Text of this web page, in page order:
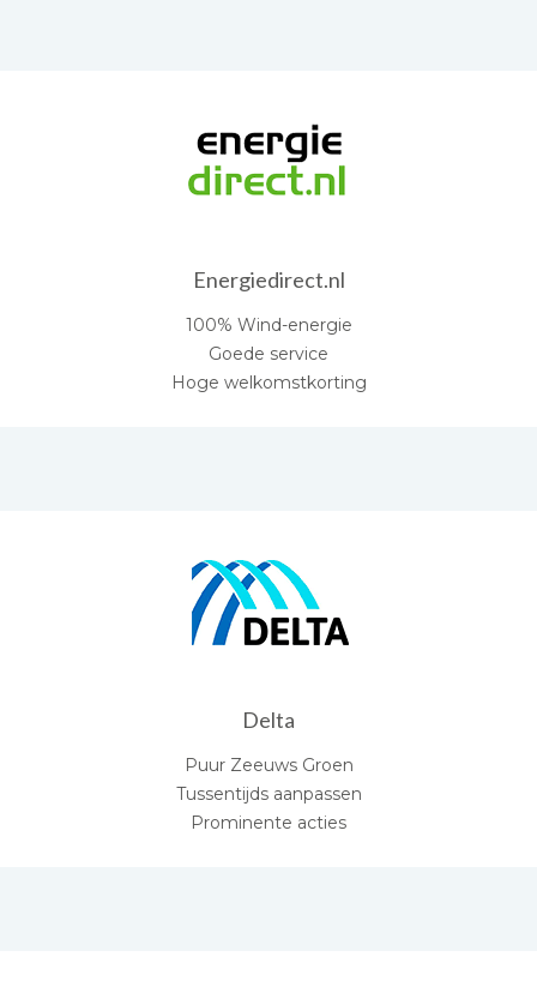
Energiedirect.nl
100% Wind-energie
Goede service
Hoge welkomstkorting
Delta
Puur Zeeuws Groen
Tussentijds aanpassen
Prominente acties